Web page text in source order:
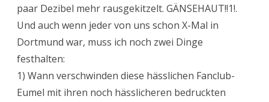
paar Dezibel mehr rausgekitzelt. GÄNSEHAUT!!1!.
Und auch wenn jeder von uns schon X-Mal in
Dortmund war, muss ich noch zwei Dinge
festhalten:
1) Wann verschwinden diese hässlichen Fanclub-
Eumel mit ihren noch hässlicheren bedruckten